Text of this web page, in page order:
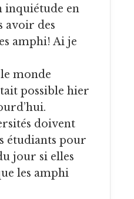
inquiétude en
avoir des
amphi! Ai je
monde
possible hier
doivent
étudiants pour
jour si elles
les amphi